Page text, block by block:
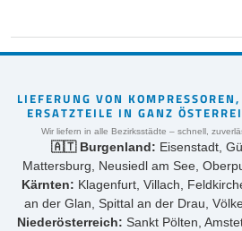
LIEFERUNG VON
ERSATZTEILE IN GANZ
Wir liefern in alle Bezirksstädte – schnell,
🇦🇹 Burgenland: Eisenstadt,
Mattersburg, Neusiedl am See,
Kärnten: Klagenfurt, Villach,
an der Glan, Spittal an der Drau,
Niederösterreich: Sankt Pölten,